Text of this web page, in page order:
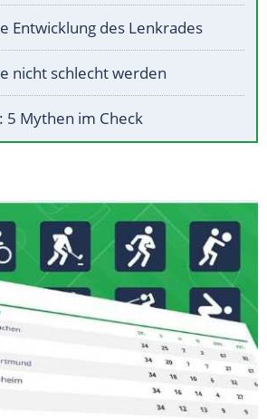
Entwicklung des Lenkrades
nicht schlecht werden
5 Mythen im Check